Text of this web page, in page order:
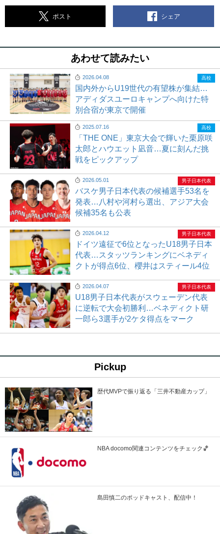
ポスト シェア
あわせて読みたい
2026.04.08
国内外からU19世代の有望株が集結…
アディダスユーロキャンプへ向けた特
別合宿が東京で開催
高校
2025.07.16
「THE ONE」東京大会で輝いた栗原咲
太郎とハウエット凪音…夏に刻んだ挑
戦をピックアップ
高校
2026.05.01
バスケ男子日本代表の候補選手53名を
発表…八村や河村ら選出、アジア大会
候補35名も公表
男子日本代表
2026.04.12
ドイツ遠征で6位となったU18男子日本
代表…スタッツランキングにベネディ
クトが得点6位、櫻井はスティール4位
男子日本代表
2026.04.07
U18男子日本代表がスウェーデン代表
に逆転で大会初勝利…ベネディクト研
一郎ら3選手が2ケタ得点をマーク
男子日本代表
Pickup
歴代MVPで振り返る「三井不動産カップ」
NBA docomo関連コンテンツをチェック🏀
島田慎二のポッドキャスト、配信中！